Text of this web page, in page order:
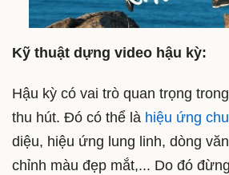
Kỹ thuật dựng video hậu kỳ:
Hậu kỳ có vai trò quan trọng
thu hút. Đó có thể là hiệu ứng
diệu, hiệu ứng lung linh, dòng
chỉnh màu đẹp mắt,... Do đó